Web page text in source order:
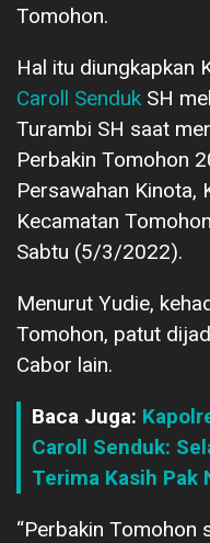
Tomohon.
Hal itu diungkapkan
Caroll Senduk SH
Turambi SH saat
Perbakin Tomohon
Persawahan Kinota,
Kecamatan
Sabtu (5/3/2022).
Menurut Yudie,
Tomohon, patut
Cabor lain.
Baca Juga:
Caroll Senduk:
Terima Kasih Pak
“Perbakin Tomohon